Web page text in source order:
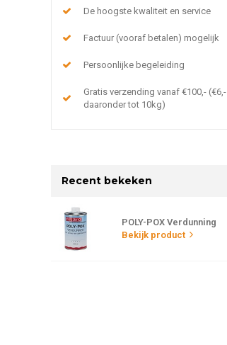
De hoogste kwaliteit en service
Factuur (vooraf betalen) mogelijk
Persoonlijke begeleiding
Gratis verzending vanaf €100,- (€6,-
daaronder tot 10kg)
Recent bekeken
POLY-POX Verdunning
Bekijk product